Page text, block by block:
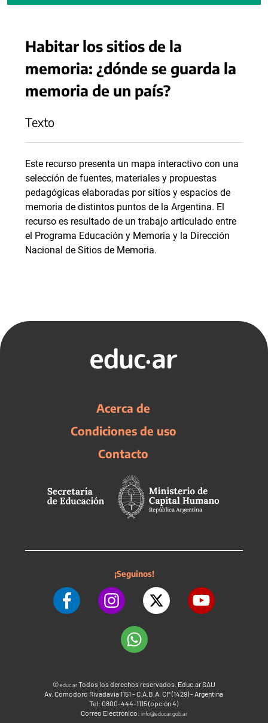
Habitar los sitios de la
memoria: ¿dónde se guarda la
memoria de un país?
Texto
Este recurso presenta un mapa interactivo con una
selección de fuentes, materiales y propuestas
pedagógicas elaboradas por sitios y espacios de
memoria de distintos puntos de la Argentina. El
recurso es resultado de un trabajo articulado entre
el Programa Educación y Memoria y la Dirección
Nacional de Sitios de Memoria.
Acerca de
Condiciones de uso
Contacto
¡Seguinos!
©educ.arTodos los derechos reservados. Educ.ar SAU
Av. Comodoro Rivadavia 1151 - C.A.B.A. CP (1429) - Argentina
Tel: 0800-444-1115 (opción 4)
Correo Electrónico: info@educar.gob.ar